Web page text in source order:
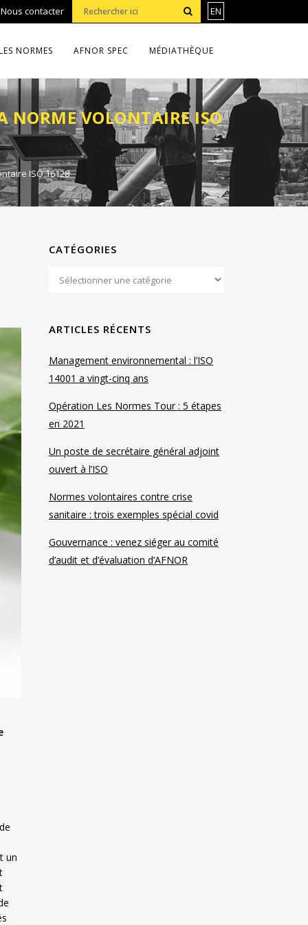
Nous contacter EN
NORMES AFNOR SPEC MÉDIATHÈQUE
NORME VOLONTAIRE ISO
ISO 16128
un
CATÉGORIES
ARTICLES RÉCENTS
Management environnemental : l’ISO
14001 a vingt-cinq ans
Opération Les Normes Tour : 5 étapes
en 2021
Un poste de secrétaire général adjoint
ouvert à l’ISO
Normes volontaires contre crise
sanitaire : trois exemples spécial covid
Gouvernance : venez siéger au comité
d’audit et d’évaluation d’AFNOR